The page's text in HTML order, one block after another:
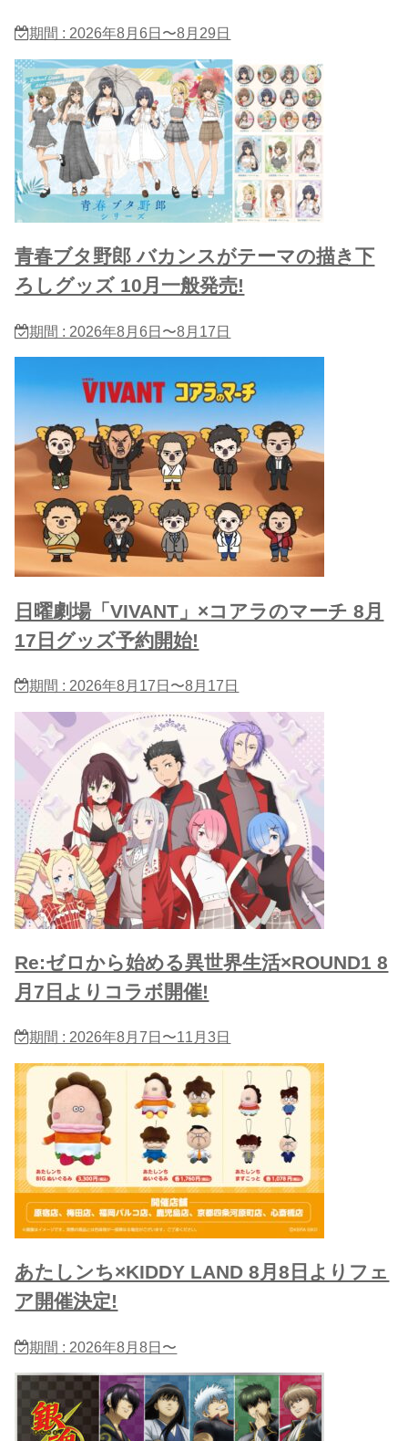
期間 : 2026年8月6日〜8月29日
青春ブタ野郎 バカンスがテーマの描き下
ろしグッズ 10月一般発売!
期間 : 2026年8月6日〜8月17日
日曜劇場「VIVANT」×コアラのマーチ 8月
17日グッズ予約開始!
期間 : 2026年8月17日〜8月17日
Re:ゼロから始める異世界生活×ROUND1 8
月7日よりコラボ開催!
期間 : 2026年8月7日〜11月3日
あたしンち×KIDDY LAND 8月8日よりフェ
ア開催決定!
期間 : 2026年8月8日〜